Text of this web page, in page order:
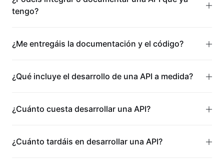
tengo?
¿Me entregáis la documentación y el código?
¿Qué incluye el desarrollo de una API a medida?
¿Cuánto cuesta desarrollar una API?
¿Cuánto tardáis en desarrollar una API?